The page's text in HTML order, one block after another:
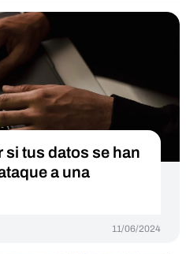
si tus datos se han
a una
11/06/2024